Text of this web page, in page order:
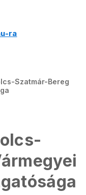
ra
Szatmár-Bereg